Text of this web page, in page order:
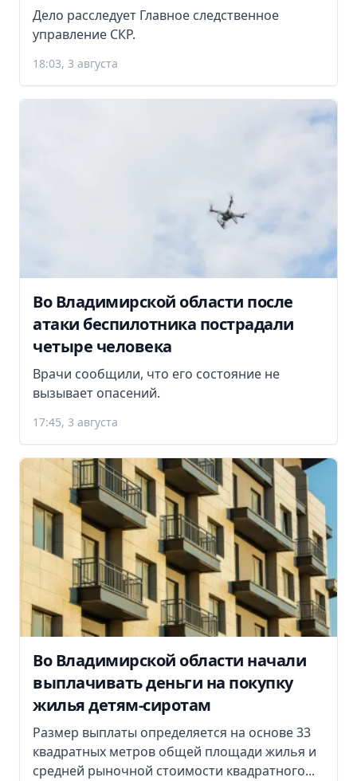
Дело расследует Главное следственное
управление СКР.
18:03, 3 августа
Во Владимирской области после
атаки беспилотника пострадали
четыре человека
Врачи сообщили, что его состояние не
вызывает опасений.
17:45, 3 августа
Во Владимирской области начали
выплачивать деньги на покупку
жилья детям-сиротам
Размер выплаты определяется на основе 33
квадратных метров общей площади жилья и
средней рыночной стоимости квадратного...